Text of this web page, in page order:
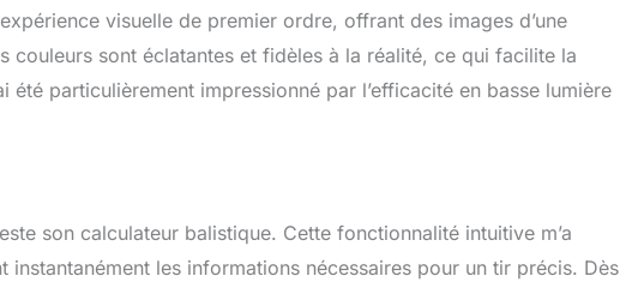
visuelle de premier ordre, offrant des images d’une
couleurs sont éclatantes et fidèles à la réalité, ce qui facilite la
été particulièrement impressionné par l’efficacité en basse lumière
son calculateur balistique. Cette fonctionnalité intuitive m’a
les informations nécessaires pour un tir précis. Dès